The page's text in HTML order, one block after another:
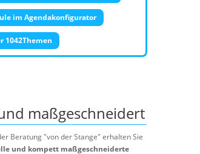
im Agendakonfigurator
1042Themen
maßgeschneidert
Beratung "von der Stange" erhalten Sie
und kompett maßgeschneiderte